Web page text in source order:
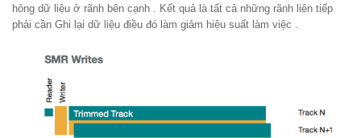
hỏng dữ liệu ở rãnh bên cạnh . Kết quả là tất cả những rãnh liên tiếp
phải cần Ghi lại dữ liệu điều đó làm giảm hiệu suất làm việc .